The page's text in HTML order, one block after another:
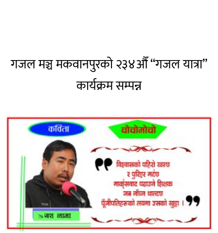
गजल मञ्च मकवानपुरको २३४औँ “गजल यात्रा”
कार्यक्रम सम्पन्न